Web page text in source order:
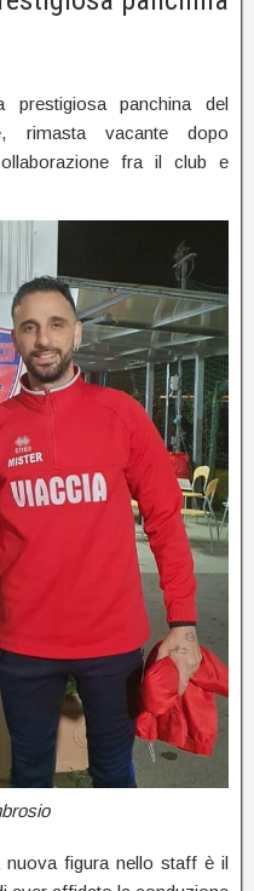
panchina del
rimasta vacante dopo
fra il club e
nuova figura nello staff è il